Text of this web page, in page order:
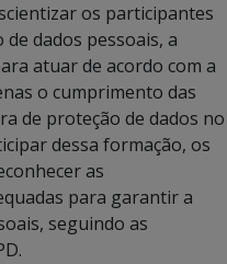
os participantes
dados pessoais, a
atuar de acordo com a
o cumprimento das
de proteção de dados no
dessa formação, os
as
para garantir a
seguindo as